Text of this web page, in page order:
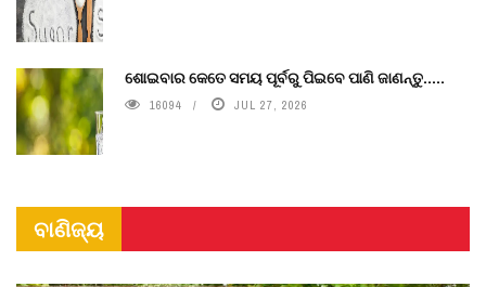
ଶୋଇବାର କେତେ ସମୟ ପୂର୍ବରୁ ପିଇବେ ପାଣି ଜାଣନ୍ତୁ.....
16094 JUL 27, 2026
ବାଣିଜ୍ୟ